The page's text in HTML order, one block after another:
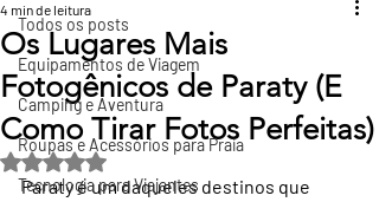
Todos os posts
Equipamentos de Viagem
Camping e Aventura
Roupas e Acessórios para Praia
Tecnologia para Viajantes
Os Lugares Mais
Fotogênicos de Paraty (E
Como Tirar Fotos Perfeitas)
4 min de leitura
Avaliado com NaN de 5 estrelas.
Paraty é um daqueles destinos que